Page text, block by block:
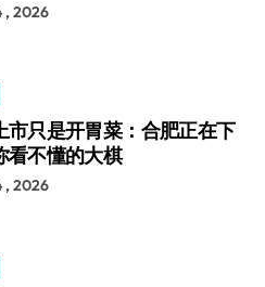
, 2026
市只是开胃菜：合肥正在下
看不懂的大棋
, 2026